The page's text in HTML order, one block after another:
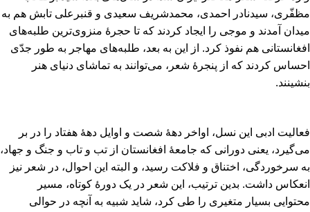
مظفّری‌، سیدنادر احمدی‌، محمدشریف سعیدی و قنبرعلی تابش هم به
میدان آمدند و موجی را ایجاد کردند که تا حجرۀ منزوی‌ترین طلبه‌های
افغانستانی هم نفوذ کرد. از این به بعد، طلبه‌های مهاجر به طور جدّی
احساس کردند که از پنجرۀ شعر، می‌توانند به تماشای دنیای هنر
بنشینند.
فعالیت ادبی این نسل‌، اواخر دهۀ شصت و اوایل دهۀ هفتاد را در بر
می‌گیرد، یعنی دورانی که جامعۀ افغانستان از تب و تاب و جنگ و جهاد،
به سرخوردگی‌، اختناق و فلاکت رسید، و البته این احوال‌، در شعر نیز
انعکاس داشت‌. بدین ترتیب‌، این شعر در یک دورۀ کوتاه‌، مسیر
محتوایی بسیار متغیری را طی کرد، شاید شبیه به آنچه در حوالی